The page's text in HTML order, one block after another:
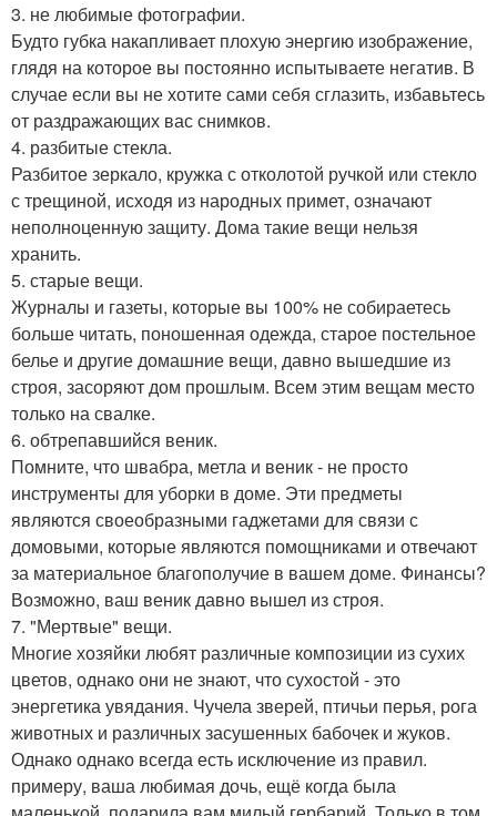
3. не любимые фотографии.
Будто губка накапливает плохую энергию изображение,
глядя на которое вы постоянно испытываете негатив. В
случае если вы не хотите сами себя сглазить, избавьтесь
от раздражающих вас снимков.
4. разбитые стекла.
Разбитое зеркало, кружка с отколотой ручкой или стекло
с трещиной, исходя из народных примет, означают
неполноценную защиту. Дома такие вещи нельзя
хранить.
5. старые вещи.
Журналы и газеты, которые вы 100% не собираетесь
больше читать, поношенная одежда, старое постельное
белье и другие домашние вещи, давно вышедшие из
строя, засоряют дом прошлым. Всем этим вещам место
только на свалке.
6. обтрепавшийся веник.
Помните, что швабра, метла и веник - не просто
инструменты для уборки в доме. Эти предметы
являются своеобразными гаджетами для связи с
домовыми, которые являются помощниками и отвечают
за материальное благополучие в вашем доме. Финансы?
Возможно, ваш веник давно вышел из строя.
7. "Мертвые" вещи.
Многие хозяйки любят различные композиции из сухих
цветов, однако они не знают, что сухостой - это
энергетика увядания. Чучела зверей, птичьи перья, рога
животных и различных засушенных бабочек и жуков.
Однако однако всегда есть исключение из правил.
примеру, ваша любимая дочь, ещё когда была